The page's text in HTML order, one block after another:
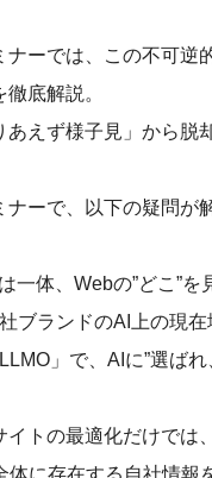
ナーでは、この不可逆
徹底解説。
あえず様子見」から脱
ナーで、以下の疑問が
一体、Webの”どこ”
ブランドのAI上の現
LLMO」で、AIに”選ば
イトの最適化だけでは